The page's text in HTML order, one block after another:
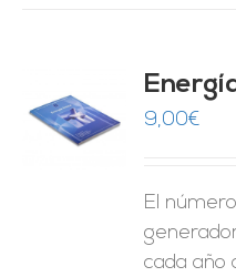
9,00€
El
cada año